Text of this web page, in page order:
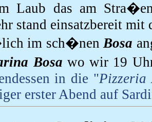
Laub das am
stand einsatzbereit mit
im sch�nenBosa
Bosa wo wir 19
in die "Pizzeria
erster Abend auf